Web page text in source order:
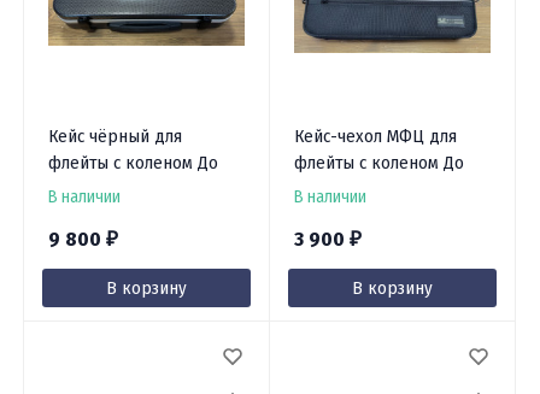
Кейс чёрный для
флейты с коленом До
В наличии
9 800 ₽
В корзину
Кейс-чехол МФЦ для
флейты с коленом До
В наличии
3 900 ₽
В корзину